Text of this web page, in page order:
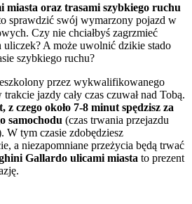
miasta oraz trasami szybkiego ruchu
sprawdzić swój wymarzony pojazd w
Czy nie chciałbyś zagrzmieć
A może uwolnić dzikie stado
szybkiego ruchu?
przez wykwalifikowanego
jazdy cały czas czuwał nad Tobą.
czego około 7-8 minut spędzisz za
samochodu (czas trwania przejazdu
W tym czasie zdobędziesz
a niezapomniane przeżycia będą trwać
Gallardo ulicami miasta to prezent